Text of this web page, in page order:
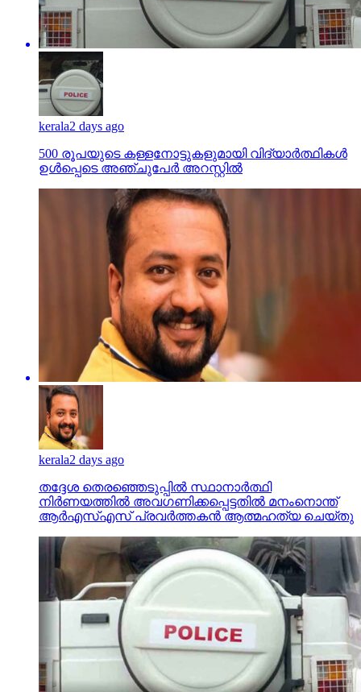
kerala2 days ago
500 രൂപയുടെ കള്ളനോട്ടുകളുമായി വിദ്യാര്‍ത്ഥികള്‍
ഉള്‍പ്പെടെ അഞ്ചുപേര്‍ അറസ്റ്റില്‍
kerala2 days ago
തദ്ദേശ തെരഞ്ഞെടുപ്പില്‍ സ്ഥാനാര്‍ത്ഥി
നിര്‍ണയത്തില്‍ അവഗണിക്കപ്പെട്ടതില്‍ മനംനൊന്ത്
ആര്‍എസ്എസ് പ്രവര്‍ത്തകന്‍ ആത്മഹത്യ ചെയ്തു